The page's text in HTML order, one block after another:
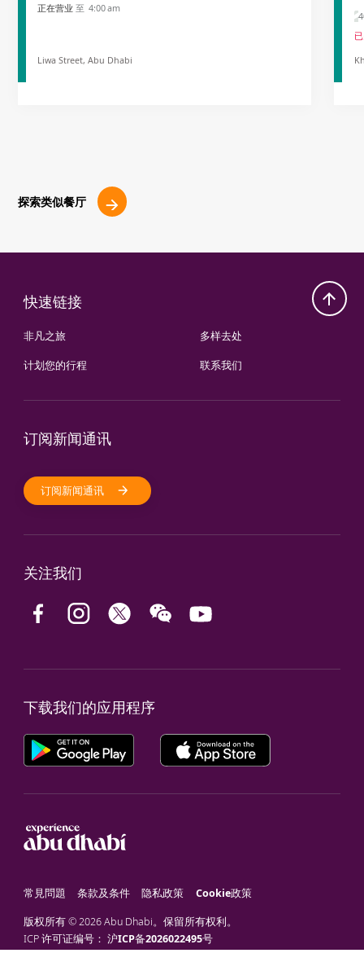
正在营业 至 4:00 am
Liwa Street, Abu Dhabi
探索类似餐厅
快速链接
非凡之旅
计划您的行程
多样去处
联系我们
订阅新闻通讯
订阅新闻通讯
关注我们
下载我们的应用程序
常見問題 条款及条件 隐私政策 Cookie政策
版权所有 © 2026 Abu Dhabi。保留所有权利。
ICP 许可证编号： 沪ICP备2026022495号